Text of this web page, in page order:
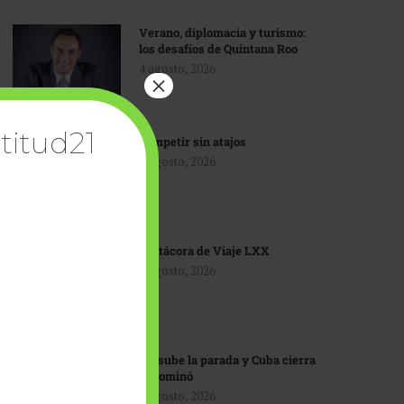
Verano, diplomacia y turismo:
los desafíos de Quintana Roo
4 agosto, 2026
Competir sin atajos
4 agosto, 2026
Bitácora de Viaje LXX
3 agosto, 2026
EU sube la parada y Cuba cierra
el dominó
3 agosto, 2026
×